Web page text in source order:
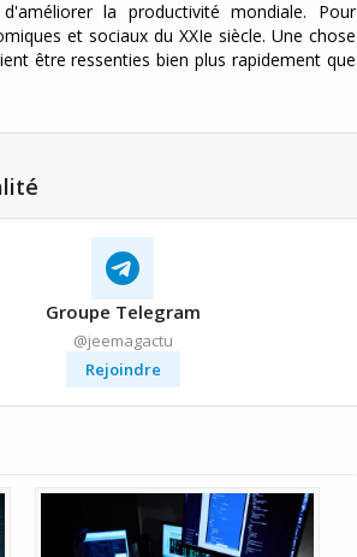
la productivité mondiale. Pour
et sociaux du XXIe siècle. Une chose
être ressenties bien plus rapidement que
Groupe Telegram
@jeemagactu
Rejoindre